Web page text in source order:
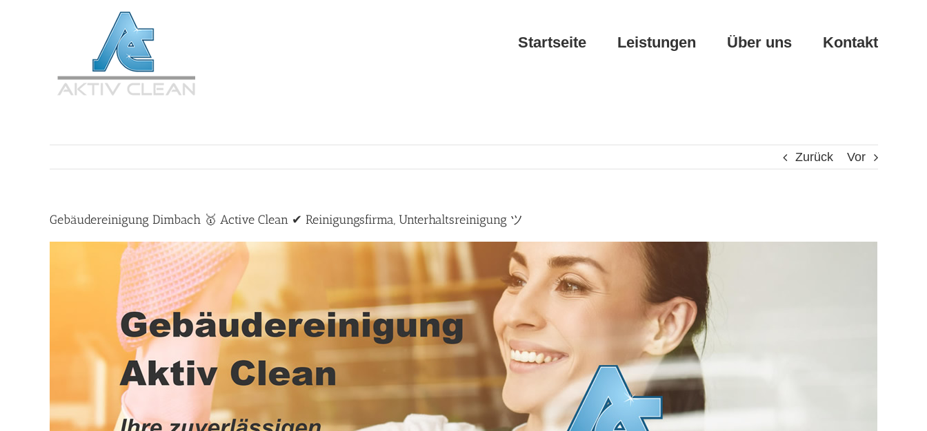
Startseite Leistungen Über uns Kontakt
Zurück Vor
Gebäudereinigung Dimbach 🥇 Active Clean ✔ Reinigungsfirma, Unterhaltsreinigung ツ